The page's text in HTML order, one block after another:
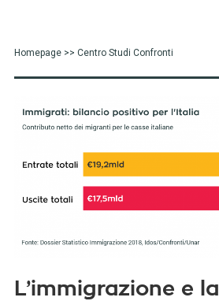
Homepage>> Centro Studi Confronti
L’immigrazione e la